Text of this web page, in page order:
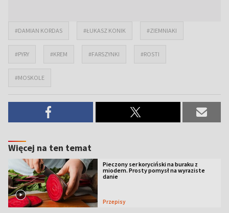
#DAMIAN KORDAS #ŁUKASZ KONIK #ZIEMNIAKI
#PYRY #KREM #FARSZYNKI #ROSTI
#MOSKOLE
Więcej na ten temat
Pieczony ser koryciński na buraku z
miodem. Prosty pomysł na wyraziste
danie
Przepisy